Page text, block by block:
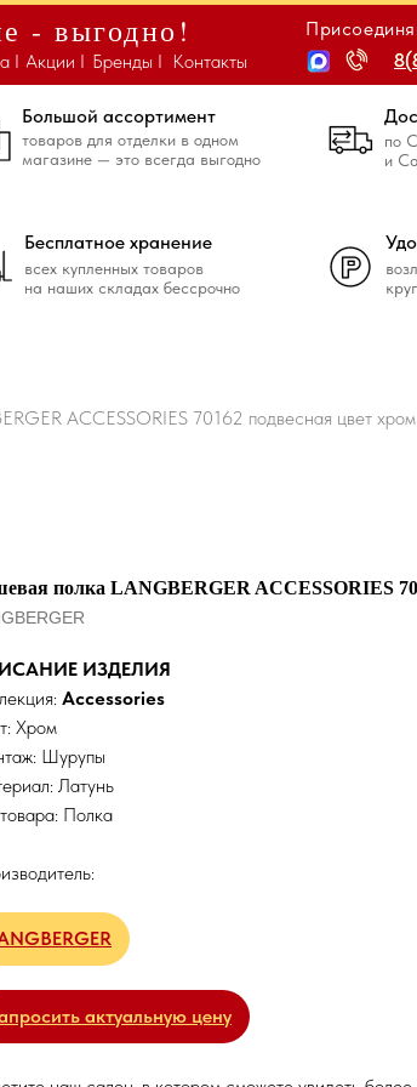
- выгодно!
Контакты
Бренды I
Акции I
I
всех купленных товаров
на наших складах бессрочно
Бесплатное хранение
товаров для отделки в одном
магазине — это всегда выгодно
Большой ассортимент
по
и
ACCESSORIES 70162 подвесная цвет хром
полка LANGBERGER ACCESSORIES
ИЗДЕЛИЯ
Accessories
Хром
Шурупы
Латунь
Полка
актуальную цену